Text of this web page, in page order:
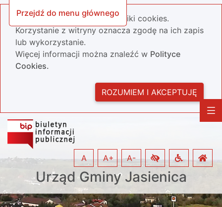
Przejdź do menu głównego
Nasza strona wykorzystuje pliki cookies.
Korzystanie z witryny oznacza zgodę na ich zapis
lub wykorzystanie.
Więcej informacji można znaleźć w Polityce
Cookies.
ROZUMIEM I AKCEPTUJĘ
Urząd Gminy Jasienica
A A+ A-